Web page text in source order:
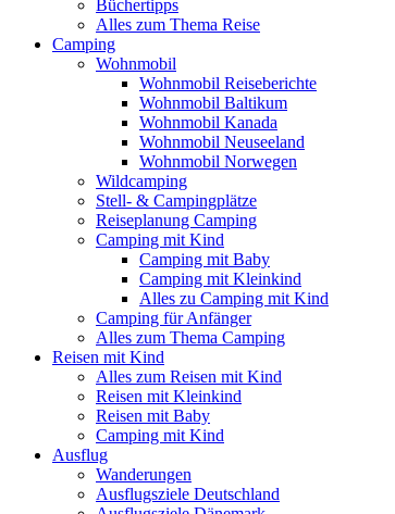
Büchertipps
Alles zum Thema Reise
Camping
Wohnmobil
Wohnmobil Reiseberichte
Wohnmobil Baltikum
Wohnmobil Kanada
Wohnmobil Neuseeland
Wohnmobil Norwegen
Wildcamping
Stell- & Campingplätze
Reiseplanung Camping
Camping mit Kind
Camping mit Baby
Camping mit Kleinkind
Alles zu Camping mit Kind
Camping für Anfänger
Alles zum Thema Camping
Reisen mit Kind
Alles zum Reisen mit Kind
Reisen mit Kleinkind
Reisen mit Baby
Camping mit Kind
Ausflug
Wanderungen
Ausflugsziele Deutschland